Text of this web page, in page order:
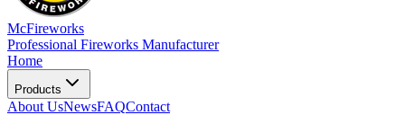
McFireworks
Professional Fireworks Manufacturer
Home
Products
About UsNewsFAQContact